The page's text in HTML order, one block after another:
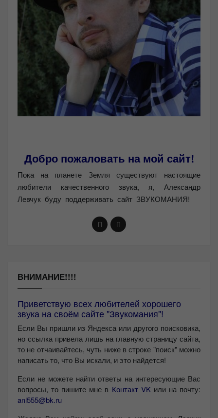
Добро пожаловать на мой сайт!
Пока на планете Земля существуют настоящие
любители качественного звука, я, Александр
Левчук буду поддерживать сайт ЗВУКОМАНИЯ!
ВНИМАНИЕ!!!!
Приветствую всех любителей хорошего
звука на своём сайте "Звукомания"!
Если Вы пришли из Яндекса или другого поисковика,
но ссылка привела лишь на главную страницу сайта,
то не отчаивайтесь, чуть ниже в строке "поиск" можно
написать то, что Вы искали, и это найдется!
Если не можете найти ответы на интересующие Вас
вопросы, то пишите мне в Контакт VKили на почту:
anl555@bk.ru